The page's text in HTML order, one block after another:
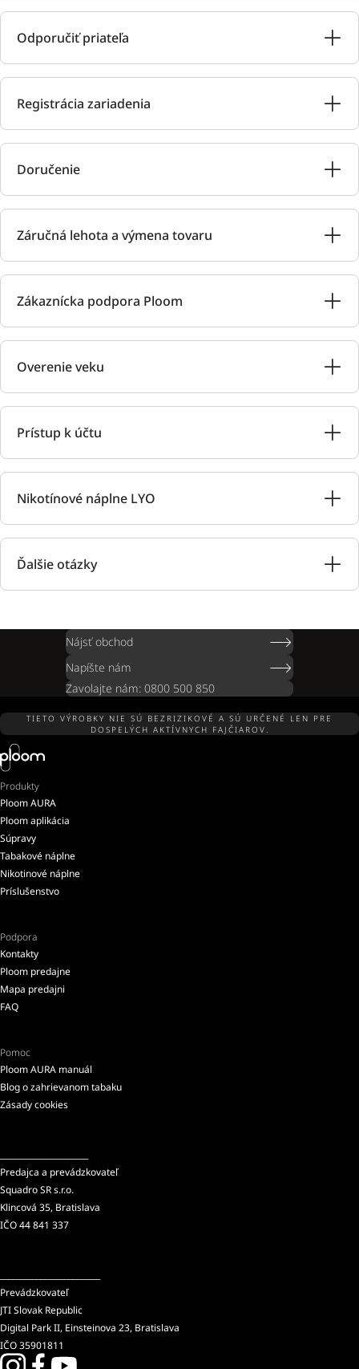
Odporučiť priateľa
Registrácia zariadenia
Doručenie
Záručná lehota a výmena tovaru
Zákaznícka podpora Ploom
Overenie veku
Prístup k účtu
Nikotínové náplne LYO
Ďalšie otázky
Nájsť obchod
Napíšte nám
Zavolajte nám: 0800 500 850
TIETO VÝROBKY NIE SÚ BEZRIZIKOVÉ A SÚ URČENÉ LEN PRE
DOSPELÝCH AKTÍVNYCH FAJČIAROV.
Produkty
Ploom AURA
Ploom aplikácia
Súpravy
Tabakové náplne
Nikotinové náplne
Príslušenstvo
Podpora
Kontakty
Ploom predajne
Mapa predajni
FAQ
Pomoc
Ploom AURA manuál
Blog o zahrievanom tabaku
Zásady cookies
Predajca a prevádzkovateľ
Squadro SR s.r.o.
Klincová 35, Bratislava
IČO 44 841 337
Prevádzkovateľ
JTI Slovak Republic
Digital Park II, Einsteinova 23, Bratislava
IČO 35901811